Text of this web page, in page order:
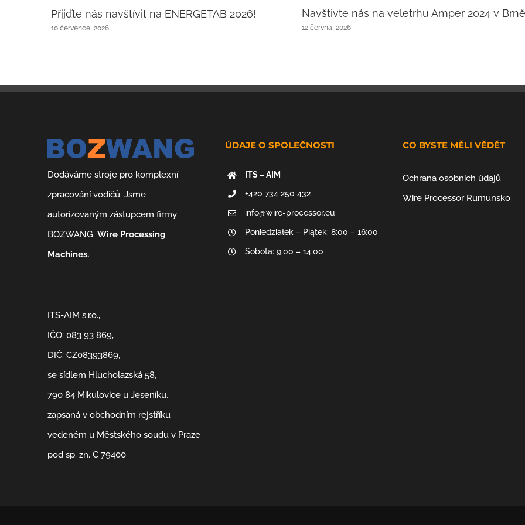
Přijďte nás navštívit na ENERGETAB 2026!
10 července, 2026
Navštivte nás na veletrhu Amper 2024 v
12 června, 2026
Dodáváme stroje pro komplexní
zpracování vodičů. Jsme
autorizovaným zástupcem firmy
BOZWANG.Wire Processing
Machines.
ITS-AIM s.r.o.,
IČO: 083 93 869,
DIČ: CZ08393869,
se sídlem Hlucholazská 58,
790 84 Mikulovice u Jeseníku,
zapsaná v obchodním rejstříku
vedeném u Městského soudu v Praze
pod sp. zn. C 79400
ÚDAJE O SPOLEČNOSTI
ITS – AIM
+420 734 250 432
info@wire-processor.eu
Poniedziałek – Piątek: 8:00 – 16:00
Sobota: 9:00 – 14:00
CO BYSTE MĚLI VĚDĚT
Ochrana osobních údajů
Wire Processor Rumunsko